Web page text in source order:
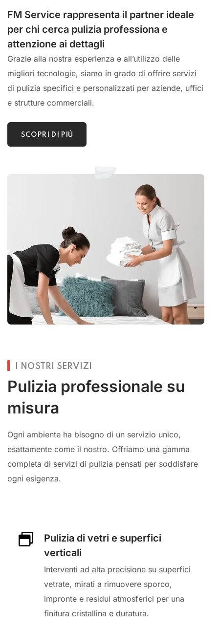
FM Service rappresenta il partner ideale
per chi cerca pulizia professiona e
attenzione ai dettagli
Grazie alla nostra esperienza e all’utilizzo delle
migliori tecnologie, siamo in grado di offrire servizi
di pulizia specifici e personalizzati per aziende, uffici
e strutture commerciali.
SCOPRI DI PIÙ
I NOSTRI SERVIZI
Pulizia professionale su
misura
Ogni ambiente ha bisogno di un servizio unico,
esattamente come il nostro. Offriamo una gamma
completa di servizi di pulizia pensati per soddisfare
ogni esigenza.
Pulizia di vetri e superfici
verticali
Interventi ad alta precisione su superfici
vetrate, mirati a rimuovere sporco,
impronte e residui atmosferici per una
finitura cristallina e duratura.